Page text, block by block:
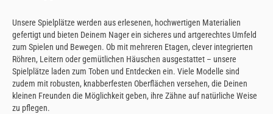
Unsere Spielplätze werden aus erlesenen, hochwertigen Materialien
gefertigt und bieten Deinem Nager ein sicheres und artgerechtes Umfeld
zum Spielen und Bewegen. Ob mit mehreren Etagen, clever integrierten
Röhren, Leitern oder gemütlichen Häuschen ausgestattet – unsere
Spielplätze laden zum Toben und Entdecken ein. Viele Modelle sind
zudem mit robusten, knabberfesten Oberflächen versehen, die Deinen
kleinen Freunden die Möglichkeit geben, ihre Zähne auf natürliche Weise
zu pflegen.